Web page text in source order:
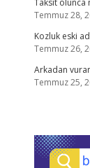
Taksit olunca
Temmuz 28,
Kozluk eski
Temmuz 26,
Arkadan
Temmuz 25,